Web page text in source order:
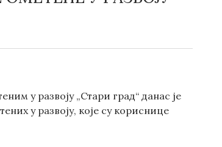
у развоју „Стари град“ данас је
у развоју, које су кориснице